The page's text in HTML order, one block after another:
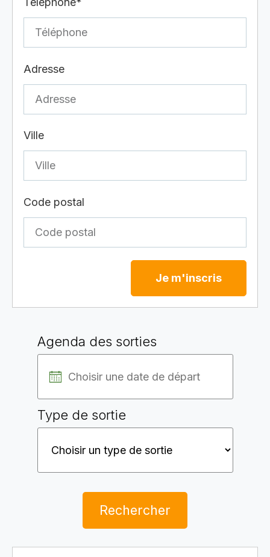
Adresse
Ville
Code postal
Je m'inscris
Agenda des sorties
Type de sortie
Rechercher